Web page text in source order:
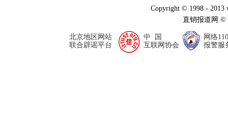
Copyright © 1998 - 2013
直销报道网
北京地区网站
联合辟谣平台
中 国
互联网协会
网络110
报警服